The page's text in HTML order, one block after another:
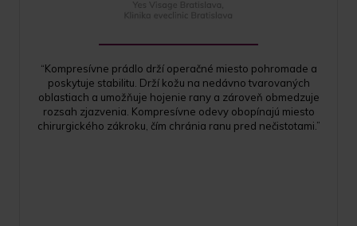
“Kompresívne prádlo drží operačné miesto pohromade a
poskytuje stabilitu. Drží kožu na nedávno tvarovaných
oblastiach a umožňuje hojenie rany a zároveň obmedzuje
rozsah zjazvenia. Kompresívne odevy obopínajú miesto
chirurgického zákroku, čím chránia ranu pred nečistotami.”